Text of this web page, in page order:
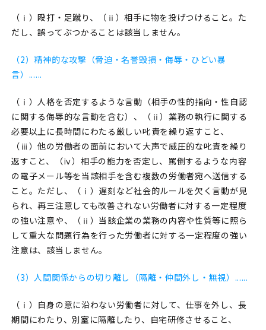
（ⅰ）殴打・足蹴り、（ⅱ）相手に物を投げつけること。た
だし、誤ってぶつかることは該当しません。
（2）精神的な攻撃（脅迫・名誉毀損・侮辱・ひどい暴
言）......
（ⅰ）人格を否定するような言動（相手の性的指向・性自認
に関する侮辱的な言動を含む）、（ⅱ）業務の執行に関する
必要以上に長時間にわたる厳しい叱責を繰り返すこと、
（ⅲ）他の労働者の面前において大声で威圧的な叱責を繰り
返すこと、（ⅳ）相手の能力を否定し、罵倒するような内容
の電子メール等を当該相手を含む複数の労働者宛へ送信する
こと。ただし、（ⅰ）遅刻など社会的ルールを欠く言動が見
られ、再三注意しても改善されない労働者に対する一定程度
の強い注意や、（ⅱ）当該企業の業務の内容や性質等に照ら
して重大な問題行為を行った労働者に対する一定程度の強い
注意は、該当しません。
（3）人間関係からの切り離し（隔離・仲間外し・無視）......
（ⅰ）自身の意に沿わない労働者に対して、仕事を外し、長
期間にわたり、別室に隔離したり、自宅研修させること、